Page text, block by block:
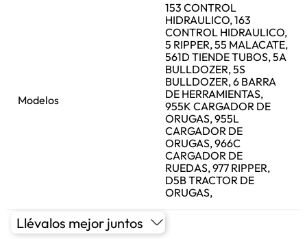
Modelos
153 CONTROL
HIDRAULICO, 163
CONTROL HIDRAULICO,
5 RIPPER, 55 MALACATE,
561D TIENDE TUBOS, 5A
BULLDOZER, 5S
BULLDOZER, 6 BARRA
DE HERRAMIENTAS,
955K CARGADOR DE
ORUGAS, 955L
CARGADOR DE
ORUGAS, 966C
CARGADOR DE
RUEDAS, 977 RIPPER,
D5B TRACTOR DE
ORUGAS,
Llévalos mejor juntos